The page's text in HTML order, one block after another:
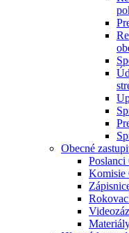
Obecné
Poslanci
Komisie